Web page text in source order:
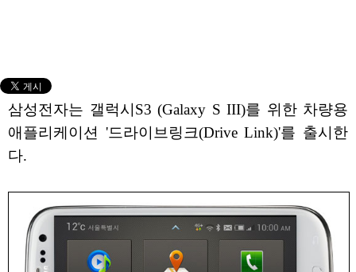
삼성전자는 갤럭시S3 (Galaxy S III)를 위한 차량용
애플리케이션 '드라이브링크(Drive Link)'를 출시한
다.